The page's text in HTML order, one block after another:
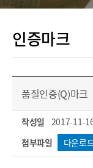
인증마크
품질인증(Q)마크
작성일 2017-11-
첨부파일
다운로